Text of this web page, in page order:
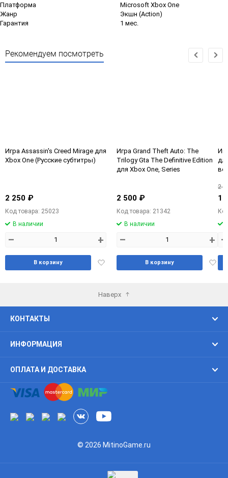
Платформа
Microsoft Xbox One
Жанр
Экшн (Action)
Гарантия
1 мес.
Рекомендуем посмотреть
Игра Assassin's Creed Mirage для
Xbox One (Русские субтитры)
2 250 ₽
Код товара: 25023
В наличии
– +
Добавить
В корзину
Игра Grand Theft Auto: The
Trilogy Gta The Definitive Edition
для Xbox One, Series
2 500 ₽
Код товара: 21342
В наличии
– +
В корзину
2
1
–
Наверх
КОНТАКТЫ
ИНФОРМАЦИЯ
ОПЛАТА И ДОСТАВКА
© 2026 MitinoGame.ru